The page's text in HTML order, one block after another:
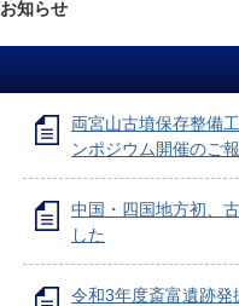
お知らせ
両宮山古墳保存整備
ンポジウム開催のご
中国・四国地方初、
した
令和3年度斎富遺跡発